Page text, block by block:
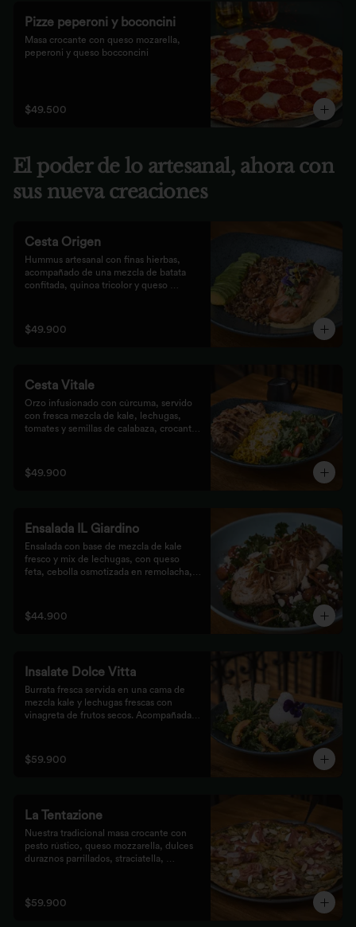
Pizze peperoni y boconcini
Masa crocante con queso mozarella,
peperoni y queso bocconcini
$49.500
El poder de lo artesanal, ahora con
sus nueva creaciones
Cesta Origen
Hummus artesanal con finas hierbas,
acompañado de una mezcla de batata
confitada, quinoa tricolor y queso
$49.900
Cesta Vitale
Orzo infusionado con cúrcuma, servido
con fresca mezcla de kale, lechugas,
tomates y semillas de calabaza, crocante
$49.900
Ensalada IL Giardino
Ensalada con base de mezcla de kale
fresco y mix de lechugas, con queso
feta, cebolla osmotizada en remolacha,
Pollo Romero y finalizada con cipolla
corcante.
$44.900
Insalate Dolce Vitta
Burrata fresca servida en una cama de
mezcla kale y lechugas frescas con
vinagreta de frutos secos. Acompañada
finalizada con bastones de pan de masa
madre al grill.
$59.900
La Tentazione
Nuestra tradicional masa crocante con
pesto rústico, queso mozzarella, dulces
duraznos parrillados, straciatella,
$59.900